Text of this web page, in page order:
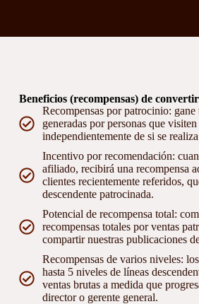
Beneficios (recompensas) de
Recompensas por patrocinio:
generadas por personas que
independientemente de si se
Incentivo por recomendación:
afiliado, recibirá una recompensa
clientes recientemente referidos,
descendente patrocinada.
Potencial de recompensa total:
recompensas totales por ventas
compartir nuestras publicaciones
Recompensas de varios niveles:
hasta 5 niveles de líneas
ventas brutas a medida que
director o gerente general.